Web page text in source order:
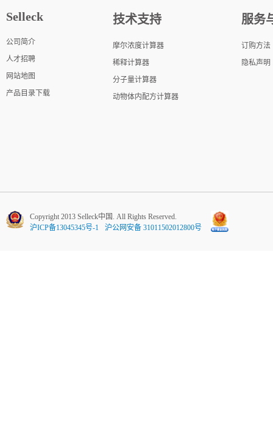
Selleck
公司简介
人才招聘
网站地图
产品目录下载
技术支持
摩尔浓度计算器
稀释计算器
分子量计算器
动物体内配方计算器
服务
订购方法
隐私声明
Copyright 2013 Selleck中国. All Rights Reserved.
沪ICP备13045345号-1
沪公网安备 31011502012800号